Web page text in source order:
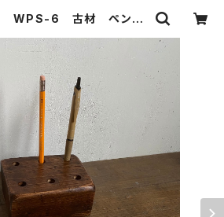
WPS-6 古材 ペンス
房具 ステーショナリー
| 51WORKS